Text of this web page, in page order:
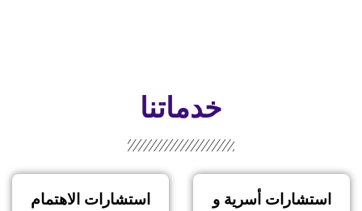
خدماتنا
استشارات أسرية و
استشارات الاهتمام